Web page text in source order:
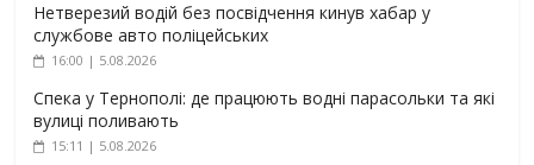
Нетверезий водій без посвідчення кинув хабар у
службове авто поліцейських
16:00 | 5.08.2026
Спека у Тернополі: де працюють водні парасольки та які
вулиці поливають
15:11 | 5.08.2026